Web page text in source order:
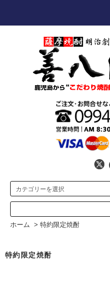
ホーム > 特約限定焼酎
特約限定焼酎